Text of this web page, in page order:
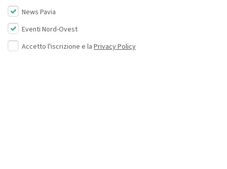
News Pavia
Eventi Nord-Ovest
Accetto l'iscrizione e la Privacy Policy